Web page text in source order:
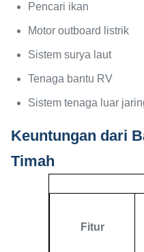
Pencari ikan
Motor outboard listrik
Sistem surya laut
Tenaga bantu RV
Sistem tenaga luar
Keuntungan dari
Timah
Fitur